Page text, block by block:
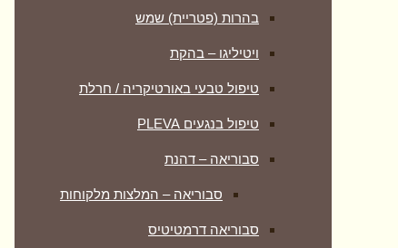
בהרות (פטריית) שמש
ויטיליגו – בהקת
טיפול טבעי באורטיקריה / חרלת
טיפול בנגעים PLEVA
סבוריאה – דהנת
סבוריאה – המלצות מלקוחות
סבוריאה דרמטיטיס